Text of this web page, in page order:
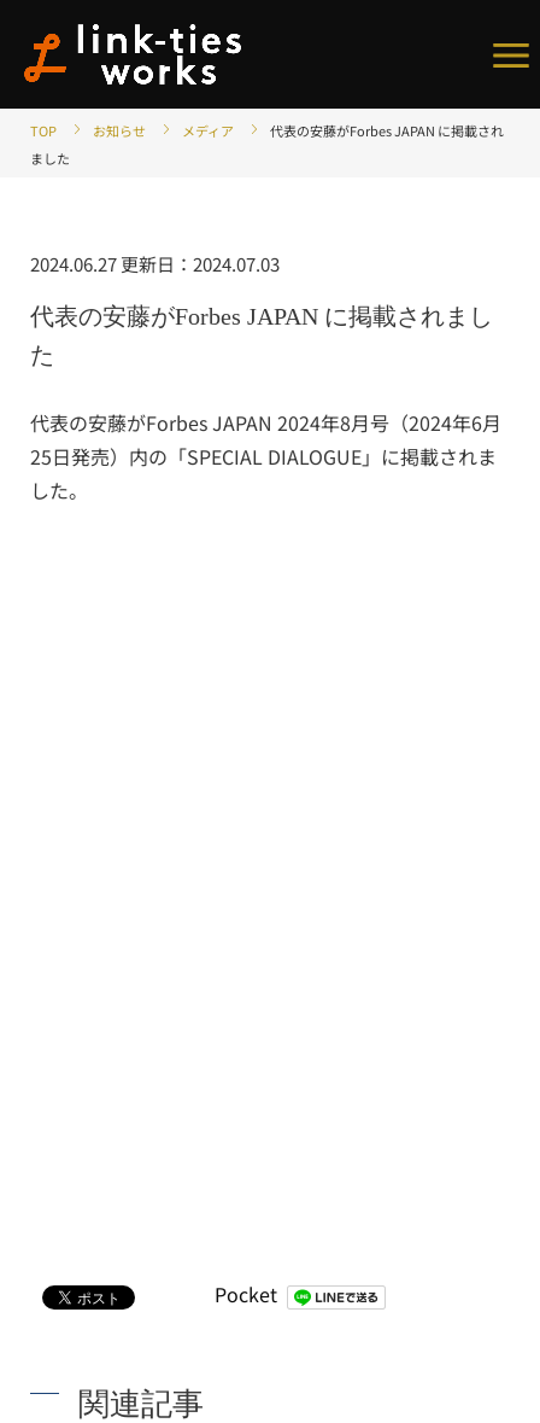
メ
TOP お知らせ メディア
代表の安藤がForbes JAPAN に掲載され
ました
2024.06.27更新日： 2024.07.03
代表の安藤がForbes JAPAN に掲載されまし
た
代表の安藤がForbes JAPAN 2024年8月号（2024年6月
25日発売）内の「SPECIAL DIALOGUE」に掲載されま
した。
Pocket
関連記事